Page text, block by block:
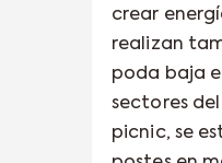
crear
realizan
poda baja
sectores
picnic, se